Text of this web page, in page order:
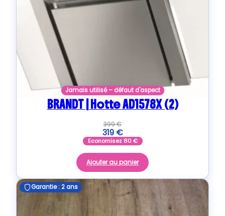
Jamais utilisé – défaut d'aspect
BRANDT | Hotte AD1578X (2)
399€
319 €
Economisez 80€
Ajouter au panier
Garantie : 2 ans